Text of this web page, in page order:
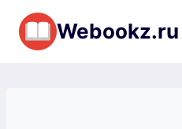
Перейти
содержимому
Webookz.ru